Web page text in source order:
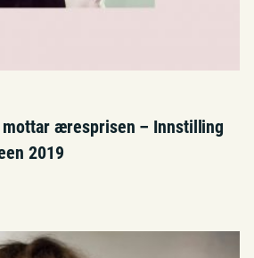
mottar æresprisen – Innstilling
2019